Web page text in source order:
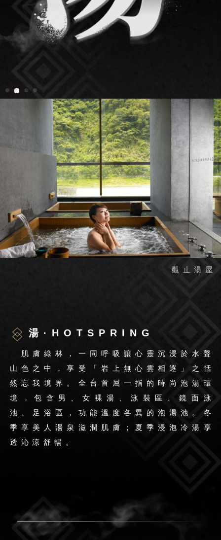
湯·HOTSPRING
肌膚綠林，一同呼吸讓心靈沉浸於水聲
山色之中，享受「岩上無心雲相逐」之恬
然忘我境界。全台首屈一指的時尚泡湯環
境，包含男、女裸湯、泳裝區、鏡面泳
池、足浴區，功能溫度各異的泡湯池。冬
季享美人湯泉滋潤肌膚；夏季浸泡冷湯享
透沁涼舒暢。